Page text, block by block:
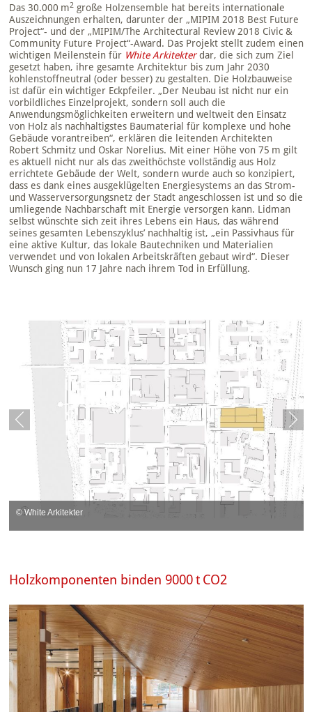
Das 30.000 m2große Holzensemble hat bereits internationale
Auszeichnungen erhalten, darunter der „MIPIM 2018 Best Future
Project“- und der „MIPIM/The Architectural Review 2018 Civic &
Community Future Project“-Award. Das Projekt stellt zudem einen
wichtigen Meilenstein für White Arkitekterdar, die sich zum Ziel
gesetzt haben, ihre gesamte Architektur bis zum Jahr 2030
kohlenstoffneutral (oder besser) zu gestalten. Die Holzbauweise
ist dafür ein wichtiger Eckpfeiler. „Der Neubau ist nicht nur ein
vorbildliches Einzelprojekt, sondern soll auch die
Anwendungsmöglichkeiten erweitern und weltweit den Einsatz
von Holz als nachhaltigstes Baumaterial für komplexe und hohe
Gebäude vorantreiben“, erklären die leitenden Architekten
Robert Schmitz und Oskar Norelius. Mit einer Höhe von 75 m gilt
es aktuell nicht nur als das zweithöchste vollständig aus Holz
errichtete Gebäude der Welt, sondern wurde auch so konzipiert,
dass es dank eines ausgeklügelten Energiesystems an das Strom-
und Wasserversorgungsnetz der Stadt angeschlossen ist und so die
umliegende Nachbarschaft mit Energie versorgen kann. Lidman
selbst wünschte sich zeit ihres Lebens ein Haus, das während
seines gesamten Lebenszyklus’ nachhaltig ist, „ein Passivhaus für
eine aktive Kultur, das lokale Bautechniken und Materialien
verwendet und von lokalen Arbeitskräften gebaut wird“. Dieser
Wunsch ging nun 17 Jahre nach ihrem Tod in Erfüllung.
© White Arkitekter
Holzkomponenten binden 9000 t CO2